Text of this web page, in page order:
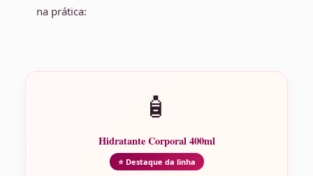
na prática:
🧴
Hidratante Corporal 400ml
⭐ Destaque da linha